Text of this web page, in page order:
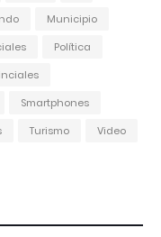
Municipio
Política
Smartphones
Turismo
Video